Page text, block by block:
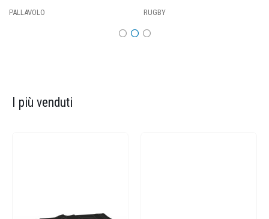
PALLAVOLO RUGBY
I più venduti